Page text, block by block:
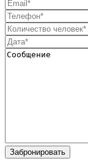
Забронировать